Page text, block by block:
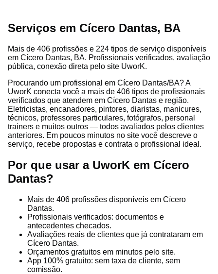
Serviços em Cícero Dantas, BA
Mais de 406 profissões e 224 tipos de serviço disponíveis
em Cícero Dantas, BA. Profissionais verificados, avaliação
pública, conexão direta pelo site UworK.
Procurando um profissional em Cícero Dantas/BA? A
UworK conecta você a mais de 406 tipos de profissionais
verificados que atendem em Cícero Dantas e região.
Eletricistas, encanadores, pintores, diaristas, manicures,
técnicos, professores particulares, fotógrafos, personal
trainers e muitos outros — todos avaliados pelos clientes
anteriores. Em poucos minutos no site você descreve o
serviço, recebe propostas e contrata o profissional ideal.
Por que usar a UworK em Cícero
Dantas?
Mais de 406 profissões disponíveis em Cícero
Dantas.
Profissionais verificados: documentos e
antecedentes checados.
Avaliações reais de clientes que já contrataram em
Cícero Dantas.
Orçamentos gratuitos em minutos pelo site.
App 100% gratuito: sem taxa de cliente, sem
comissão.